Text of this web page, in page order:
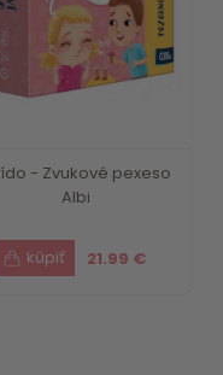
- Zvukové pexeso
Albi
21.99 €